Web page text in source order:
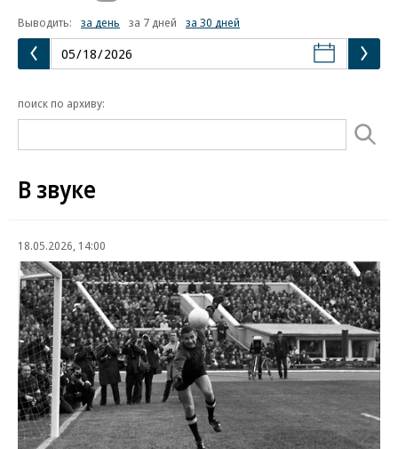
Выводить:
за день за 7 дней за 30 дней
поиск по архиву:
В звуке
18.05.2026, 14:00